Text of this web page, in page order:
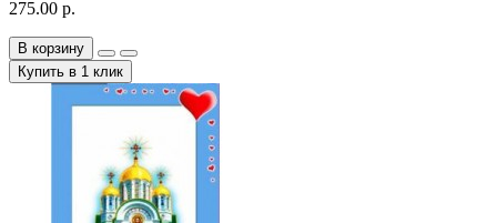
275.00 р.
В корзину
Купить в 1 клик